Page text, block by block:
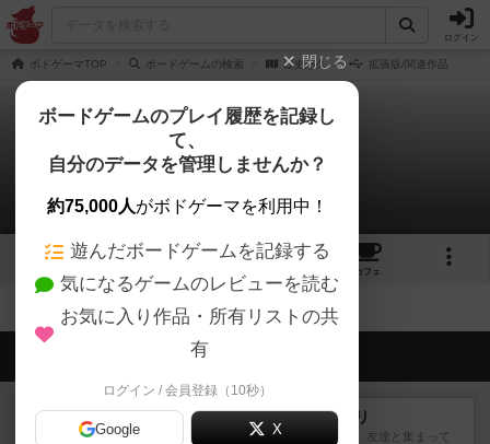
ログイン
ボドゲーマTOP ボードゲームの検索 歴史悠久 拡張版/関連作品
歴史悠久
拡張/関連作品 0件
6 2
カフェ
会員の新しい投稿
レビュー ナンジャモンジャ・ミドリ
私は吃音を持っているのですが、友達と集まって
閉じる
ボードゲームのプレイ履歴を記録し
て、
自分のデータを管理しませんか？
約75,000人がボドゲーマを利用中！
遊んだボードゲームを記録する
気になるゲームのレビューを読む
お気に入り作品・所有リストの共
有
ログイン / 会員登録（10秒）
Google X